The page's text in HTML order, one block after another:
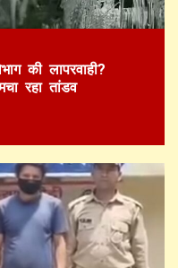
की लापरवाही?
रहा तांडव